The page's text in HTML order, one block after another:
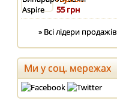
55 грн
» Всі лідери продажів
Ми у соц. мережах